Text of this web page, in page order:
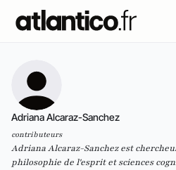
Adriana Alcaraz-Sanchez
contributeurs
Adriana Alcaraz-Sanchez est
philosophie de l'esprit et sciences